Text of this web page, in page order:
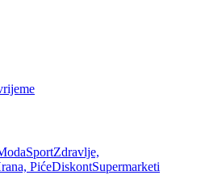
SportZdravlje,
PićeDiskontSupermarketi